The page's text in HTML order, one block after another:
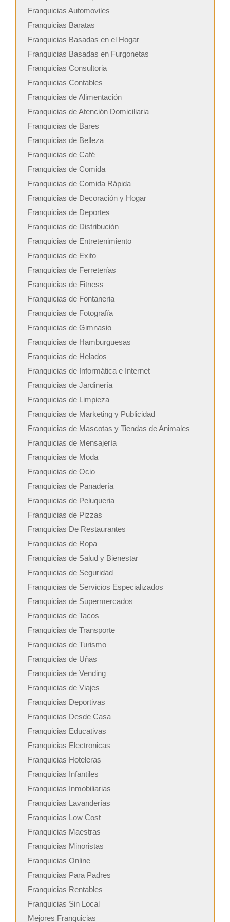
Franquicias Automoviles
Franquicias Baratas
Franquicias Basadas en el Hogar
Franquicias Basadas en Furgonetas
Franquicias Consultoria
Franquicias Contables
Franquicias de Alimentación
Franquicias de Atención Domiciliaria
Franquicias de Bares
Franquicias de Belleza
Franquicias de Café
Franquicias de Comida
Franquicias de Comida Rápida
Franquicias de Decoración y Hogar
Franquicias de Deportes
Franquicias de Distribución
Franquicias de Entretenimiento
Franquicias de Exito
Franquicias de Ferreterías
Franquicias de Fitness
Franquicias de Fontaneria
Franquicias de Fotografía
Franquicias de Gimnasio
Franquicias de Hamburguesas
Franquicias de Helados
Franquicias de Informática e Internet
Franquicias de Jardinería
Franquicias de Limpieza
Franquicias de Marketing y Publicidad
Franquicias de Mascotas y Tiendas de Animales
Franquicias de Mensajería
Franquicias de Moda
Franquicias de Ocio
Franquicias de Panadería
Franquicias de Peluqueria
Franquicias de Pizzas
Franquicias De Restaurantes
Franquicias de Ropa
Franquicias de Salud y Bienestar
Franquicias de Seguridad
Franquicias de Servicios Especializados
Franquicias de Supermercados
Franquicias de Tacos
Franquicias de Transporte
Franquicias de Turismo
Franquicias de Uñas
Franquicias de Vending
Franquicias de Viajes
Franquicias Deportivas
Franquicias Desde Casa
Franquicias Educativas
Franquicias Electronicas
Franquicias Hoteleras
Franquicias Infantiles
Franquicias Inmobiliarias
Franquicias Lavanderías
Franquicias Low Cost
Franquicias Maestras
Franquicias Minoristas
Franquicias Online
Franquicias Para Padres
Franquicias Rentables
Franquicias Sin Local
Mejores Franquicias